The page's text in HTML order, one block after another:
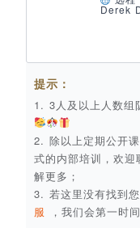
Derek
提示：
1. 3人及以上人数组
2. 除以上定期公开
式的内部培训，欢迎
解更多；
3. 若这里没有找到
服
，我们会第一时